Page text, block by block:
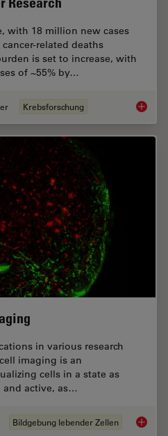
with 18 million new cases
related deaths
is set to increase, with
of ~55% by…
Krebsforschung
in various research
imaging is an
cells in a state as
and active, as…
Bildgebung lebender Zellen Guide